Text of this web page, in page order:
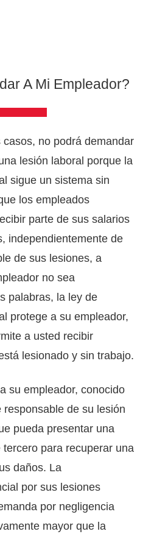
A Mi Empleador?
no podrá demandar
lesión laboral porque la
sigue un sistema sin
los empleados
parte de sus salarios
independientemente de
de sus lesiones, a
no sea
palabras, la ley de
protege a su empleador,
a usted recibir
lesionado y sin trabajo.
su empleador, conocido
de su lesión
pueda presentar una
para recuperar una
daños. La
por sus lesiones
por negligencia
mayor que la